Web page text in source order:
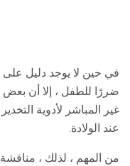
في حين لا يوجد دليل
ضررًا للطفل ، إلا أن
غير المباشر لأدوية
عند الولادة.
من المهم ، لذلك ،